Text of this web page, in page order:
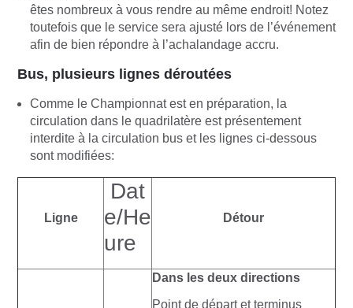
êtes nombreux à vous rendre au même endroit! Notez
toutefois que le service sera ajusté lors de l’événement
afin de bien répondre à l’achalandage accru.
Bus, plusieurs lignes déroutées
Comme le Championnat est en préparation, la
circulation dans le quadrilatère est présentement
interdite à la circulation bus et les lignes ci-dessous
sont modifiées:
Ligne
Dat
e/He
ure
Détour
Dans les deux directions
Point de départ et terminus